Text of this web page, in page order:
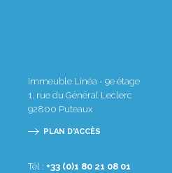
Immeuble Linéa - 9e étage
1, rue du Général Leclerc
92800 Puteaux
PLAN D'ACCÈS
Tél : 10 80 12 08 1(0) 33+